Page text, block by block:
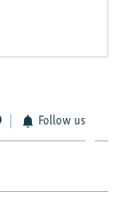
Follow us